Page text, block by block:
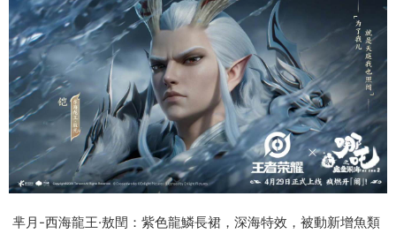
芈月-西海龍王·敖閏：紫色龍鱗長裙，深海特效，被動新增魚類